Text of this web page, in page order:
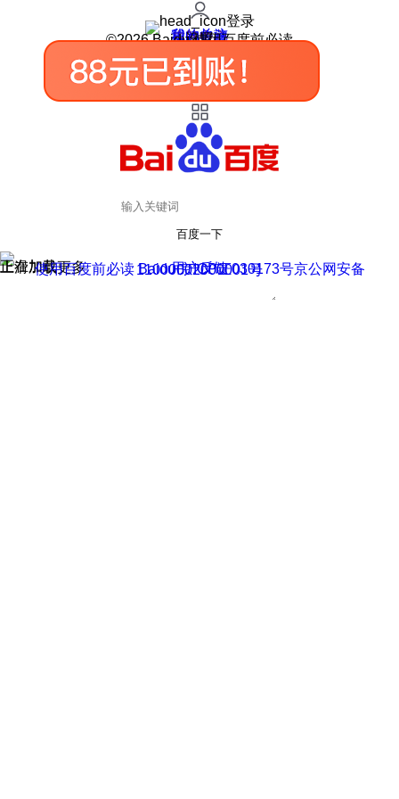
登录
我的关注
我的收藏
皮肤中心
用户反馈
设置
©2026 Baidu 使用百度前必读
百度一下
正在加载
上滑加载更多 用户反馈
使用百度前必读 Baidu 京ICP证030173号
京公网安备11000002000001号